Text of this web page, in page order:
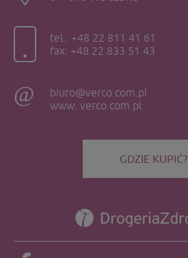
tel.: +48 22 811 41 61
fax: +48 22 833 51 43
biuro@verco.com.pl
www. verco.com.pl
GDZIE KUPIĆ?